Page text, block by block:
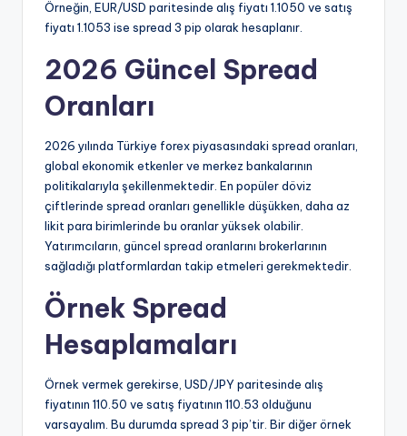
Örneğin, EUR/USD paritesinde alış fiyatı 1.1050 ve satış
fiyatı 1.1053 ise spread 3 pip olarak hesaplanır.
2026 Güncel Spread
Oranları
2026 yılında Türkiye forex piyasasındaki spread oranları,
global ekonomik etkenler ve merkez bankalarının
politikalarıyla şekillenmektedir. En popüler döviz
çiftlerinde spread oranları genellikle düşükken, daha az
likit para birimlerinde bu oranlar yüksek olabilir.
Yatırımcıların, güncel spread oranlarını brokerlarının
sağladığı platformlardan takip etmeleri gerekmektedir.
Örnek Spread
Hesaplamaları
Örnek vermek gerekirse, USD/JPY paritesinde alış
fiyatının 110.50 ve satış fiyatının 110.53 olduğunu
varsayalım. Bu durumda spread 3 pip’tir. Bir diğer örnek